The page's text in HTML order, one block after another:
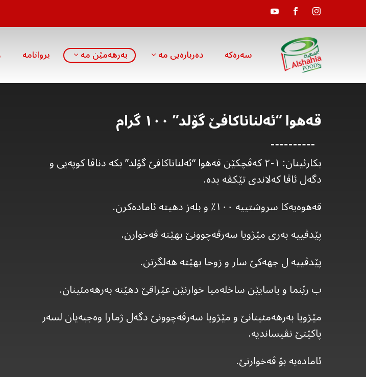
سەرەکە دەربارەیی مە بەرهەمێن مە بروانامە
قەهوا “ئەلناناکافێ گۆلد” ١٠٠ گرام
بکارئینان: ١-٢ کەڤچکێن قەهوا “ئەلناناکافێ گۆلد” بکە دناڤا کوپەیی و
دگەل ئاڤا کەلاندی تێکڤە بدە.
قەهوەیەکا سروشتییە ١٠٠٪ و بلەز دهیتە ئامادەکرن.
پێدڤییە بەری مێژویا سەرڤەچوونێ بهێتە ڤەخوارن.
پێدڤییە ل جهەکێ سار و زوحا بهێتە هەلگرتن.
ب رێنما و یاسایێن ساخلەمیا خوارنێن عێراقێ دهێنە بەرهەمئینان.
مێژویا بەرهەمئینانێ و مێژویا سەرڤەچوونێ دگەل ژمارا وەجبەیان لسەر
پاکێتێ نڤیساندیە.
ئامادەیە بۆ ڤەخوارنێ.